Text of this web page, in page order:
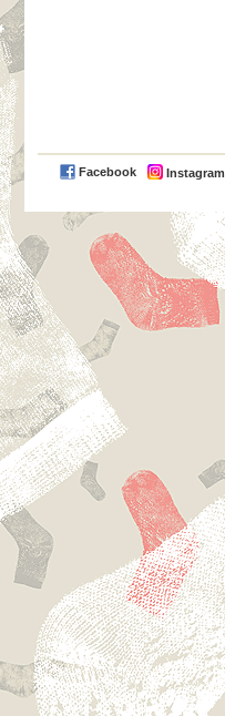
Facebook Instagram